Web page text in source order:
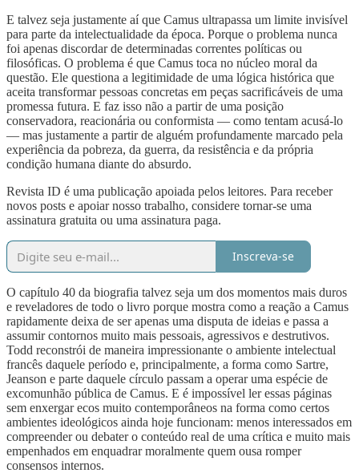
E talvez seja justamente aí que Camus ultrapassa um limite invisível
para parte da intelectualidade da época. Porque o problema nunca
foi apenas discordar de determinadas correntes políticas ou
filosóficas. O problema é que Camus toca no núcleo moral da
questão. Ele questiona a legitimidade de uma lógica histórica que
aceita transformar pessoas concretas em peças sacrificáveis de uma
promessa futura. E faz isso não a partir de uma posição
conservadora, reacionária ou conformista — como tentam acusá-lo
— mas justamente a partir de alguém profundamente marcado pela
experiência da pobreza, da guerra, da resistência e da própria
condição humana diante do absurdo.
Revista ID é uma publicação apoiada pelos leitores. Para receber
novos posts e apoiar nosso trabalho, considere tornar-se uma
assinatura gratuita ou uma assinatura paga.
Inscreva-se
O capítulo 40 da biografia talvez seja um dos momentos mais duros
e reveladores de todo o livro porque mostra como a reação a Camus
rapidamente deixa de ser apenas uma disputa de ideias e passa a
assumir contornos muito mais pessoais, agressivos e destrutivos.
Todd reconstrói de maneira impressionante o ambiente intelectual
francês daquele período e, principalmente, a forma como Sartre,
Jeanson e parte daquele círculo passam a operar uma espécie de
excomunhão pública de Camus. E é impossível ler essas páginas
sem enxergar ecos muito contemporâneos na forma como certos
ambientes ideológicos ainda hoje funcionam: menos interessados em
compreender ou debater o conteúdo real de uma crítica e muito mais
empenhados em enquadrar moralmente quem ousa romper
consensos internos.